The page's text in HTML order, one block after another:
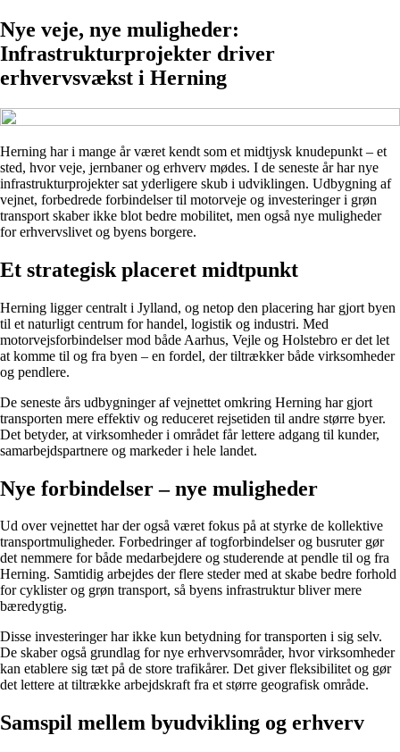
Nye veje, nye muligheder:
Infrastrukturprojekter driver
erhvervsvækst i Herning
Herning har i mange år været kendt som et midtjysk knudepunkt – et
sted, hvor veje, jernbaner og erhverv mødes. I de seneste år har nye
infrastrukturprojekter sat yderligere skub i udviklingen. Udbygning af
vejnet, forbedrede forbindelser til motorveje og investeringer i grøn
transport skaber ikke blot bedre mobilitet, men også nye muligheder
for erhvervslivet og byens borgere.
Et strategisk placeret midtpunkt
Herning ligger centralt i Jylland, og netop den placering har gjort byen
til et naturligt centrum for handel, logistik og industri. Med
motorvejsforbindelser mod både Aarhus, Vejle og Holstebro er det let
at komme til og fra byen – en fordel, der tiltrækker både virksomheder
og pendlere.
De seneste års udbygninger af vejnettet omkring Herning har gjort
transporten mere effektiv og reduceret rejsetiden til andre større byer.
Det betyder, at virksomheder i området får lettere adgang til kunder,
samarbejdspartnere og markeder i hele landet.
Nye forbindelser – nye muligheder
Ud over vejnettet har der også været fokus på at styrke de kollektive
transportmuligheder. Forbedringer af togforbindelser og busruter gør
det nemmere for både medarbejdere og studerende at pendle til og fra
Herning. Samtidig arbejdes der flere steder med at skabe bedre forhold
for cyklister og grøn transport, så byens infrastruktur bliver mere
bæredygtig.
Disse investeringer har ikke kun betydning for transporten i sig selv.
De skaber også grundlag for nye erhvervsområder, hvor virksomheder
kan etablere sig tæt på de store trafikårer. Det giver fleksibilitet og gør
det lettere at tiltrække arbejdskraft fra et større geografisk område.
Samspil mellem byudvikling og erhverv